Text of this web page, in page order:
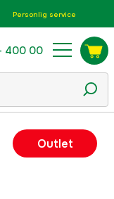
Personlig service
400 00
Outlet